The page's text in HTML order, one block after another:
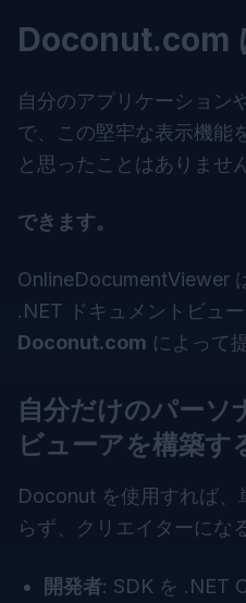
Doconut.com
自分のアプリケーション
で、この堅牢な表示機能
と思ったことはありませ
できます。
OnlineDocumentViewer
.NET ドキュメントビュ
Doconut.com によって
自分だけのパーソ
ビューアを構築す
Doconut を使用すれば、
らず、クリエイターにな
開発者: SDK を .NET